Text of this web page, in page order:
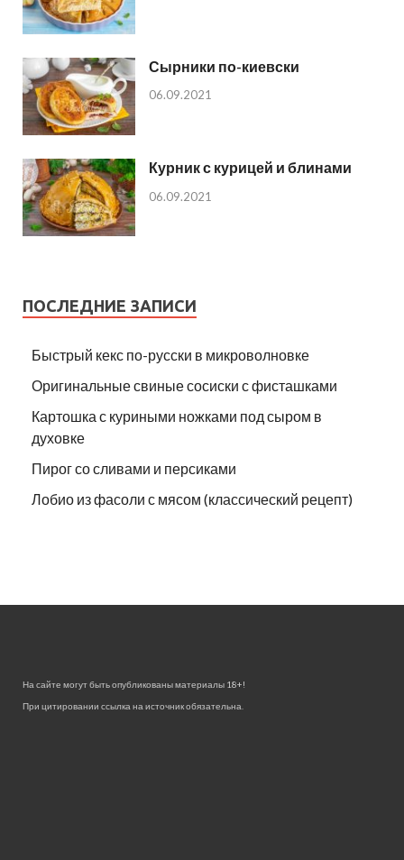
Сырники по-киевски
06.09.2021
Курник с курицей и блинами
06.09.2021
ПОСЛЕДНИЕ ЗАПИСИ
Быстрый кекс по-русски в микроволновке
Оригинальные свиные сосиски с фисташками
Картошка с куриными ножками под сыром в
духовке
Пирог со сливами и персиками
Лобио из фасоли с мясом (классический рецепт)
На сайте могут быть опубликованы материалы 18+!
При цитировании ссылка на источник обязательна.